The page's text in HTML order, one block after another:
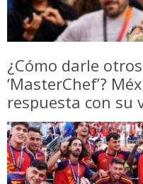
¿Cómo darle
‘MasterChef’?
respuesta con su